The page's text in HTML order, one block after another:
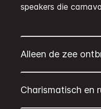
speakers die